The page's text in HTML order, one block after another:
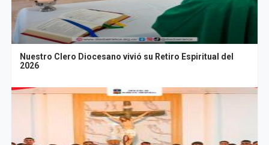
Nuestro Clero Diocesano vivió su Retiro Espiritual del
2026